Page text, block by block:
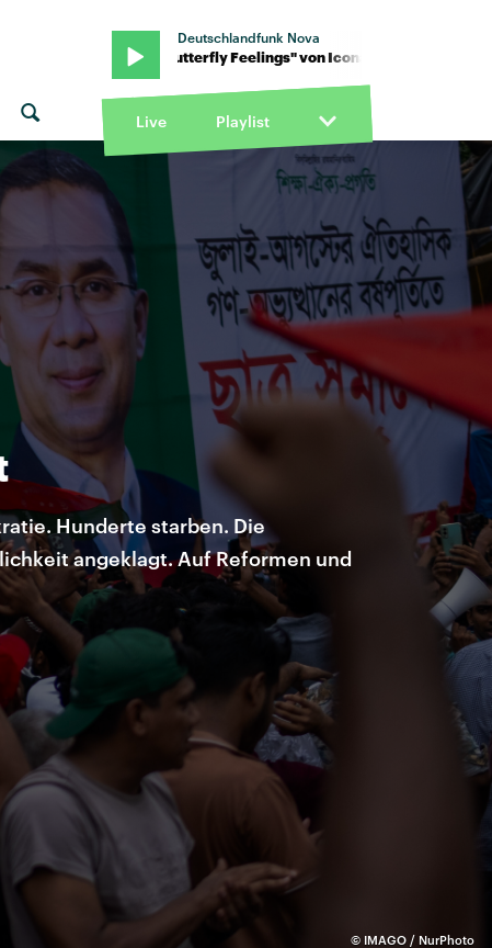
Deutschlandfunk Nova
Pop · "Butterfly Feelings" von Icona Pop · "Butterfly Feelings"
Live Playlist
© IMAGO / NurPhoto
Hunderte starben. Die
angeklagt. Auf Reformen und